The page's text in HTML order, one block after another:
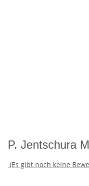
P. Jentschura
(Es gibt noch keine